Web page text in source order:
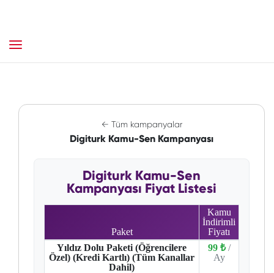
← Tüm kampanyalar
Digiturk Kamu-Sen Kampanyası
Digiturk Kamu-Sen
Kampanyası Fiyat Listesi
Paket
Kamu
İndirimli
Fiyatı
Yıldız Dolu Paketi (Öğrencilere
Özel) (Kredi Kartlı) (Tüm Kanallar
Dahil)
99 ₺ /
Ay